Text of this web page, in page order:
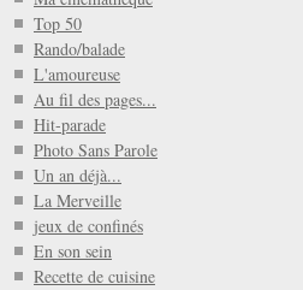
Top 50
Rando/balade
L'amoureuse
Au fil des pages...
Hit-parade
Photo Sans Parole
Un an déjà...
La Merveille
jeux de confinés
En son sein
Recette de cuisine